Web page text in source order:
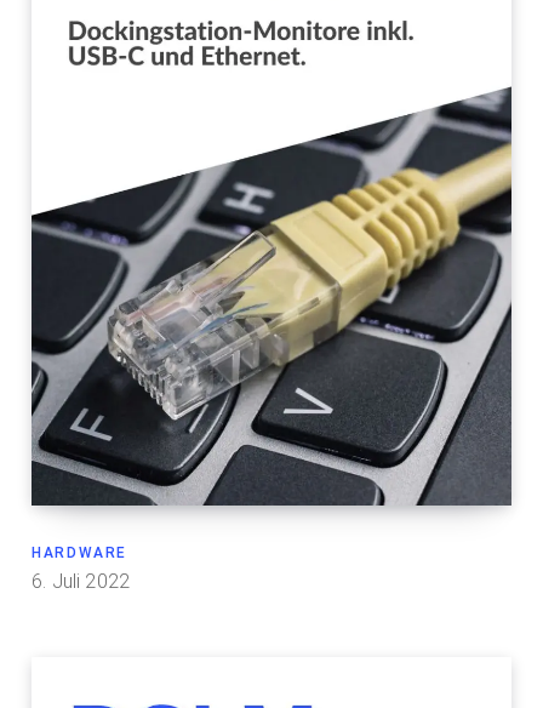
HARDWARE
6. Juli 2022